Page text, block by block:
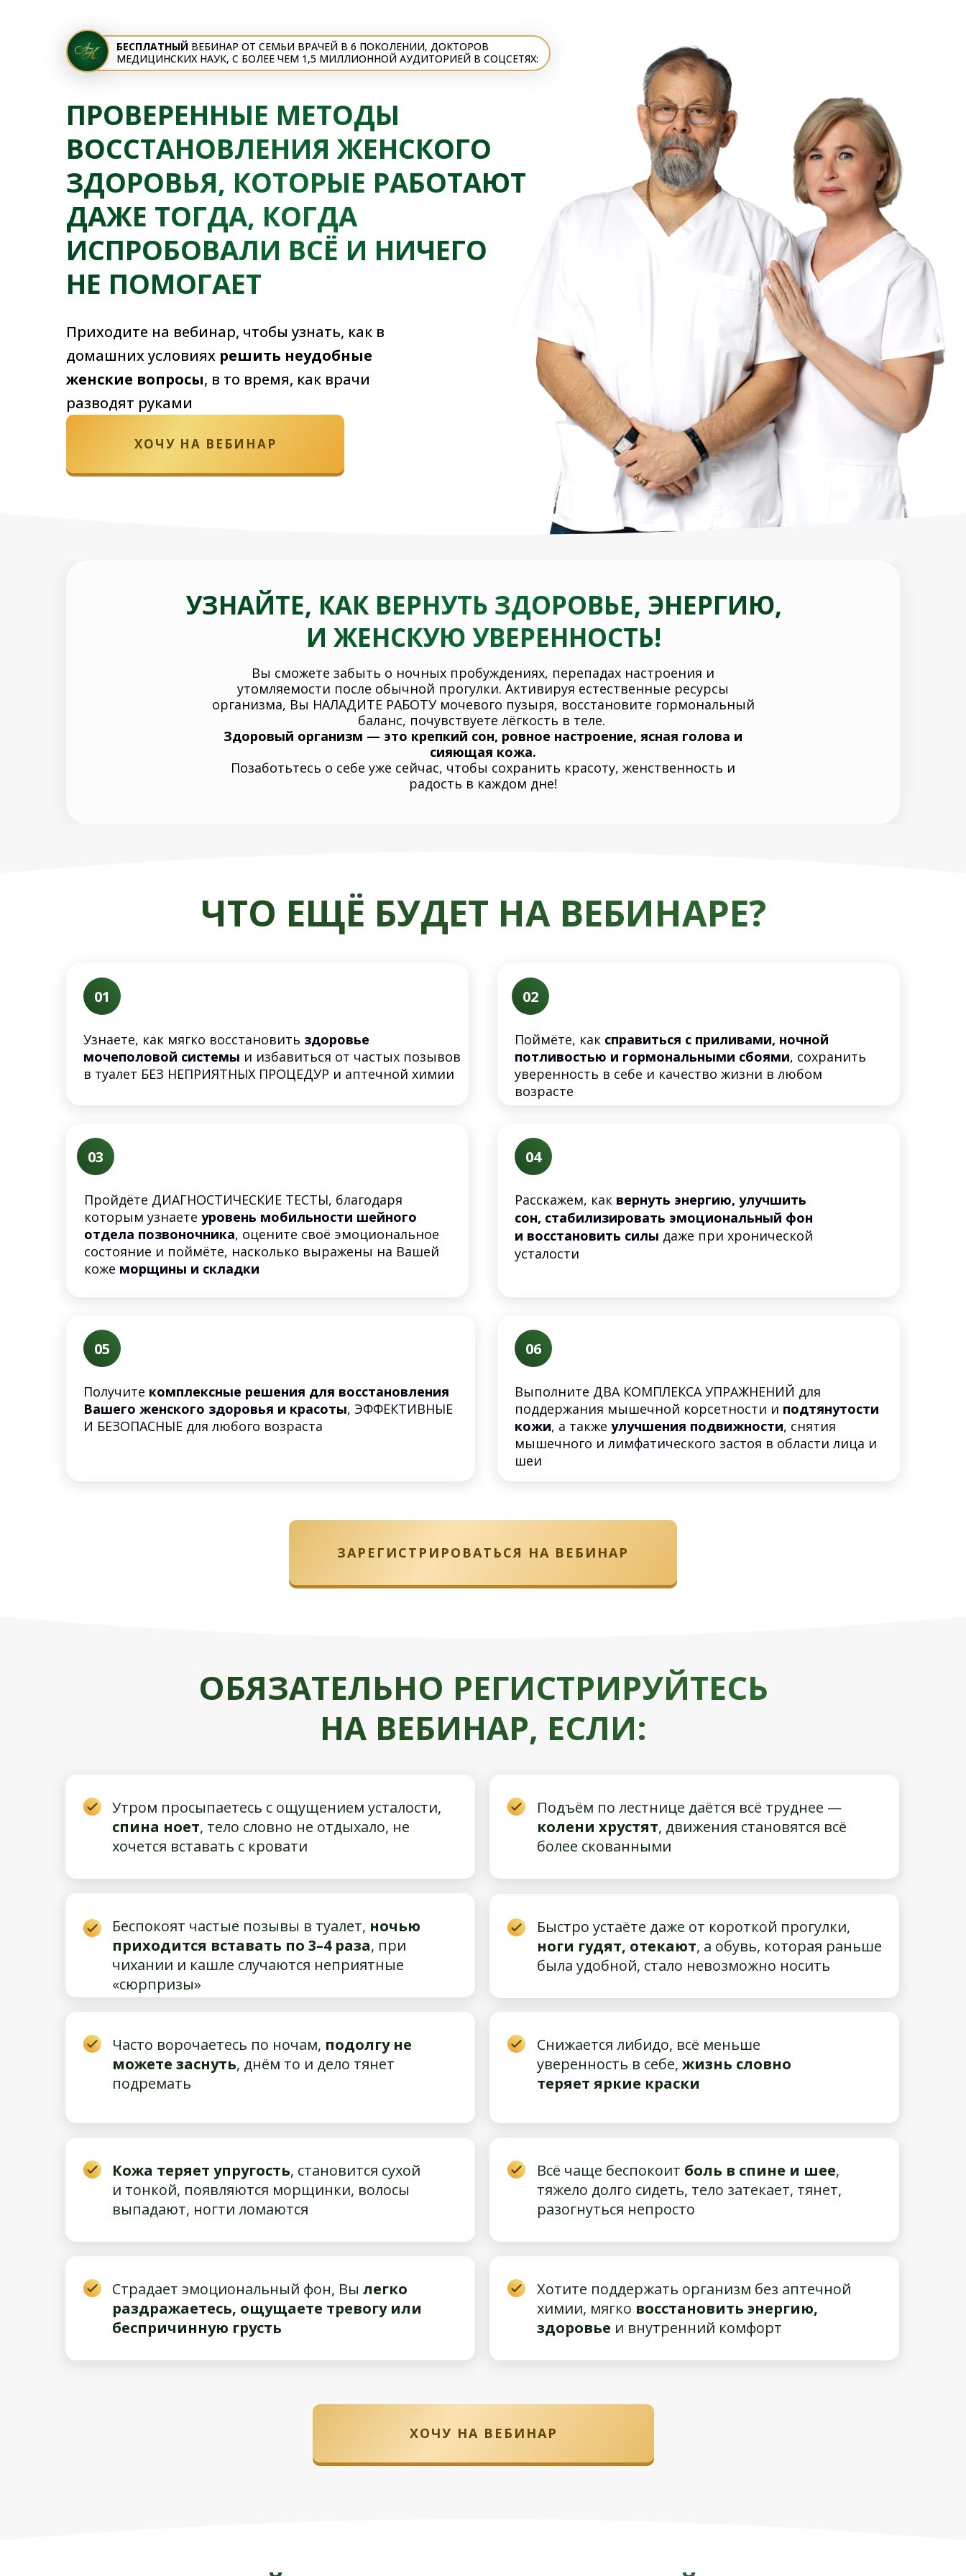
ПРОВЕРЕННЫЕ МЕТОДЫ
ВОССТАНОВЛЕНИЯ ЖЕНСКОГО
ЗДОРОВЬЯ, КОТОРЫЕ РАБОТАЮТ
ДАЖЕ ТОГДА, КОГДА
ИСПРОБОВАЛИ ВСЁ И НИЧЕГО
НЕ ПОМОГАЕТ
Приходите на вебинар, чтобы узнать, как в
домашних условиях решить неудобные
женские вопросы, в то время, как врачи
разводят руками
БЕСПЛАТНЫЙ ВЕБИНАР ОТ СЕМЬИ ВРАЧЕЙ В 6 ПОКОЛЕНИИ, ДОКТОРОВ
МЕДИЦИНСКИХ НАУК, С БОЛЕЕ ЧЕМ 1,5 МИЛЛИОННОЙ АУДИТОРИЕЙ В СОЦСЕТЯХ:
ХОЧУ НА ВЕБИНАР
Вы сможете забыть о ночных пробуждениях, перепадах настроения и
утомляемости после обычной прогулки. Активируя естественные ресурсы
организма, Вы НАЛАДИТЕ РАБОТУ мочевого пузыря, восстановите гормональный
баланс, почувствуете лёгкость в теле.
Здоровый организм — это крепкий сон, ровное настроение, ясная голова и
сияющая кожа.
Позаботьтесь о себе уже сейчас, чтобы сохранить красоту, женственность и
радость в каждом дне!
УЗНАЙТЕ, КАК ВЕРНУТЬ ЗДОРОВЬЕ, ЭНЕРГИЮ,
И ЖЕНСКУЮ УВЕРЕННОСТЬ!
Узнаете, как мягко восстановить здоровье
мочеполовой системы и избавиться от частых позывов
в туалет БЕЗ НЕПРИЯТНЫХ ПРОЦЕДУР и аптечной химии
ЧТО ЕЩЁ БУДЕТ НА ВЕБИНАРЕ?
ЗАРЕГИСТРИРОВАТЬСЯ НА ВЕБИНАР
Поймёте, как справиться с приливами, ночной
потливостью и гормональными сбоями, сохранить
уверенность в себе и качество жизни в любом
возрасте
Расскажем, как вернуть энергию, улучшить
сон, стабилизировать эмоциональный фон
и восстановить силы даже при хронической
усталости
Получите комплексные решения для восстановления
Вашего женского здоровья и красоты, ЭФФЕКТИВНЫЕ
И БЕЗОПАСНЫЕ для любого возраста
Пройдёте ДИАГНОСТИЧЕСКИЕ ТЕСТЫ, благодаря
которым узнаете уровень мобильности шейного
отдела позвоночника, оцените своё эмоциональное
состояние и поймёте, насколько выражены на Вашей
коже морщины и складки
05 06
Выполните ДВА КОМПЛЕКСА УПРАЖНЕНИЙ для
поддержания мышечной корсетности и подтянутости
кожи, а также улучшения подвижности, снятия
мышечного и лимфатического застоя в области лица и
шеи
04
03
02
01
ОБЯЗАТЕЛЬНО РЕГИСТРИРУЙТЕСЬ
НА ВЕБИНАР, ЕСЛИ:
Утром просыпаетесь с ощущением усталости,
спина ноет, тело словно не отдыхало, не
хочется вставать с кровати
Беспокоят частые позывы в туалет, ночью
приходится вставать по 3–4 раза, при
чихании и кашле случаются неприятные
«сюрпризы»
Часто ворочаетесь по ночам, подолгу не
можете заснуть, днём то и дело тянет
подремать
Быстро устаёте даже от короткой прогулки,
ноги гудят, отекают, а обувь, которая раньше
была удобной, стало невозможно носить
Снижается либидо, всё меньше
уверенность в себе, жизнь словно
теряет яркие краски
ХОЧУ НА ВЕБИНАР
Кожа теряет упругость, становится сухой
и тонкой, появляются морщинки, волосы
выпадают, ногти ломаются
Страдает эмоциональный фон, Вы легко
раздражаетесь, ощущаете тревогу или
беспричинную грусть
Подъём по лестнице даётся всё труднее —
колени хрустят, движения становятся всё
более скованными
Всё чаще беспокоит боль в спине и шее,
тяжело долго сидеть, тело затекает, тянет,
разогнуться непросто
Хотите поддержать организм без аптечной
химии, мягко восстановить энергию,
здоровье и внутренний комфорт